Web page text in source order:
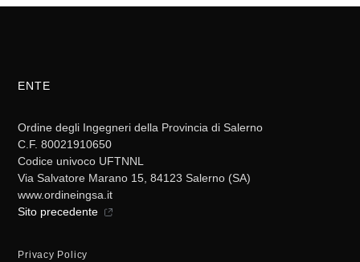
ENTE
Ordine degli Ingegneri della Provincia di Salerno
C.F. 80021910650
Codice univoco UFTNNL
Via Salvatore Marano 15, 84123 Salerno (SA)
www.ordineingsa.it
Sito precedente
Privacy Policy